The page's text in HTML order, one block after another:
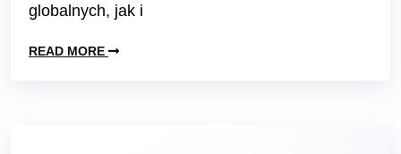
globalnych, jak i
READ MORE